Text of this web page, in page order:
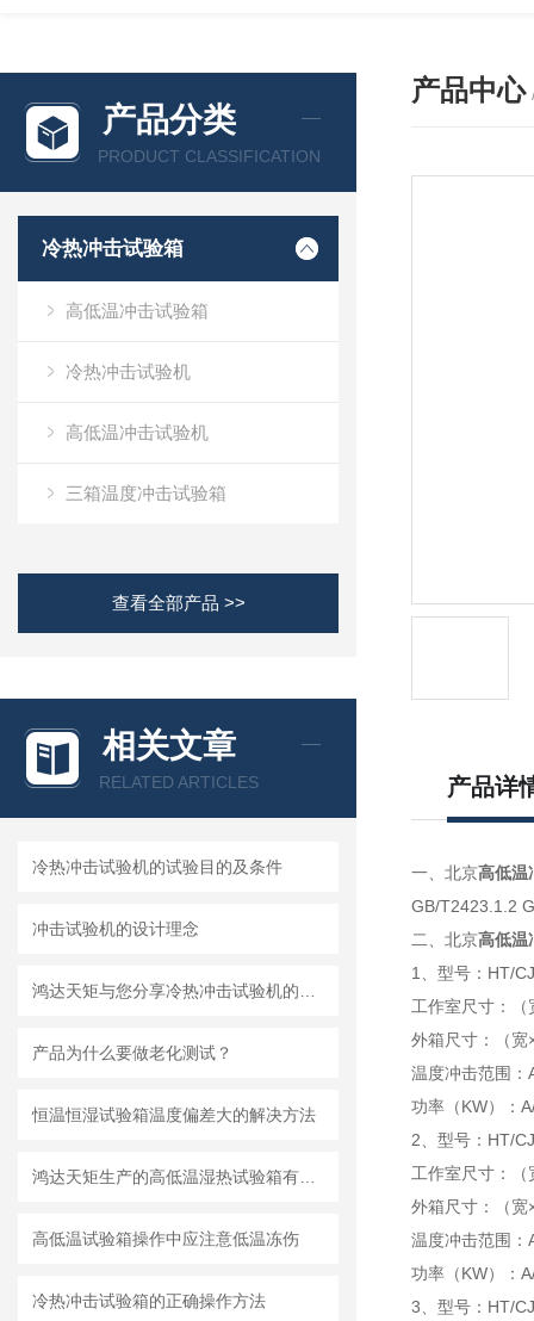
产品分类
PRODUCT CLASSIFICATION
冷热冲击试验箱
高低温冲击试验箱
冷热冲击试验机
高低温冲击试验机
三箱温度冲击试验箱
查看全部产品 >>
相关文章
RELATED ARTICLES
冷热冲击试验机的试验目的及条件
冲击试验机的设计理念
产品为什么要做老化测试？
恒温恒湿试验箱温度偏差大的解决方法
高低温试验箱操作中应注意低温冻伤
冷热冲击试验箱的正确操作方法
产品中心
产品详
一、北京高低温
GB/T2423.1.2
二、北京高低温
1、型号：HT/
工作室尺寸：
外箱尺寸：（
温度冲击范围
功率（KW）：
2、型号：HT/
工作室尺寸：
外箱尺寸：（
温度冲击范围
功率（KW）：
3、型号：HT/